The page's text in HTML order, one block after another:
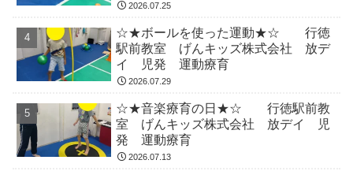
2026.07.25
☆★ボールを使った運動★☆ 行徳
駅前教室 げんキッズ株式会社 放デ
イ 児発 運動療育
2026.07.29
☆★音楽療育の日★☆ 行徳駅前教
室 げんキッズ株式会社 放デイ 児
発 運動療育
2026.07.13